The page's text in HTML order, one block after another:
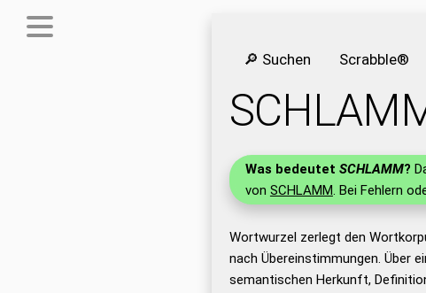
🔎 Suchen Scrabble®
Was bedeutet SCHLAMM?
von SCHLAMM. Bei Fehlern
Wortwurzel zerlegt den
nach Übereinstimmungen. Über
semantischen Herkunft,